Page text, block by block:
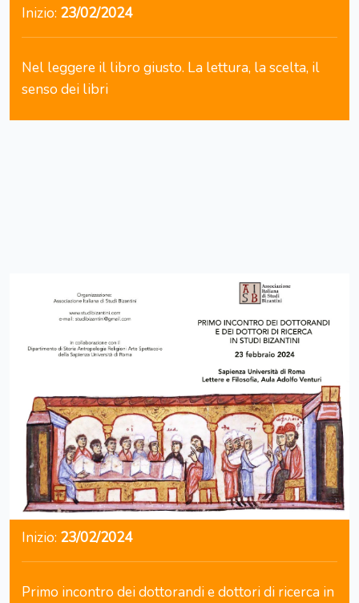
Inizio: 23/02/2024
Nel leggere il libro giusto. La lettura, la scelta, il
senso dei libri
Inizio: 23/02/2024
Primo incontro dei dottorandi e dottori di ricerca in